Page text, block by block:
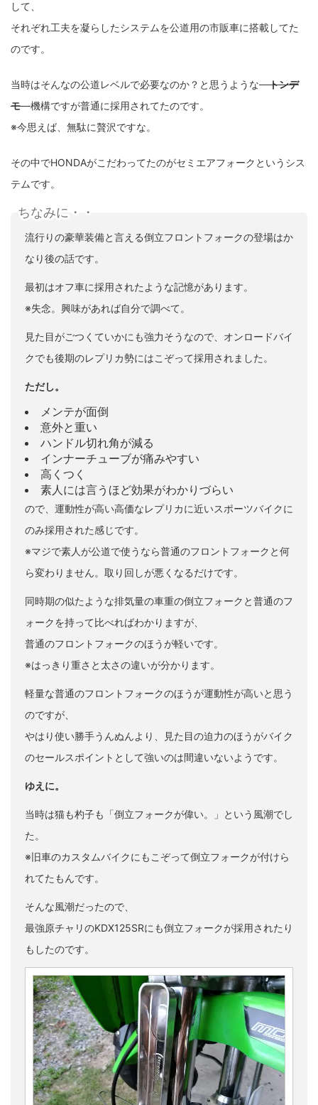
して、
それぞれ工夫を凝らしたシステムを公道用の市販車に搭載してた
のです。
当時はそんなの公道レベルで必要なのか？と思うようなトンデ
モ機構ですが普通に採用されてたのです。
※今思えば、無駄に贅沢ですな。
その中でHONDAがこだわってたのがセミエアフォークというシス
テムです。
ちなみに・・
流行りの豪華装備と言える倒立フロントフォークの登場はか
なり後の話です。
最初はオフ車に採用されたような記憶があります。
※失念。興味があれば自分で調べて。
見た目がごつくていかにも強力そうなので、オンロードバイ
クでも後期のレプリカ勢にはこぞって採用されました。
ただし。
メンテが面倒
意外と重い
ハンドル切れ角が減る
インナーチューブが痛みやすい
高くつく
素人には言うほど効果がわかりづらい
ので、運動性が高い高価なレプリカに近いスポーツバイクに
のみ採用された感じです。
※マジで素人が公道で使うなら普通のフロントフォークと何
ら変わりません。取り回しが悪くなるだけです。
同時期の似たような排気量の車重の倒立フォークと普通のフ
ォークを持って比べればわかりますが、
普通のフロントフォークのほうが軽いです。
※はっきり重さと太さの違いが分かります。
軽量な普通のフロントフォークのほうが運動性が高いと思う
のですが、
やはり使い勝手うんぬんより、見た目の迫力のほうがバイク
のセールスポイントとして強いのは間違いないようです。
ゆえに。
当時は猫も杓子も「倒立フォークが偉い。」という風潮でし
た。
※旧車のカスタムバイクにもこぞって倒立フォークが付けら
れてたもんです。
そんな風潮だったので、
最強原チャリのKDX125SRにも倒立フォークが採用されたり
もしたのです。